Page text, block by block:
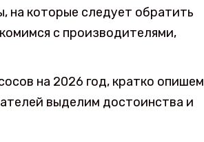
на которые следует обратить
с производителями,
на 2026 год, кратко опишем
выделим достоинства и